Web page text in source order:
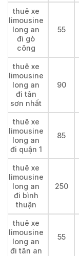
thuê xe
limousine
long an
đi gò
công
55
thuê xe
limousine
long an
đi tân
sơn nhất
90
thuê xe
limousine
long an
đi quận 1
85
thuê xe
limousine
long an
đi bình
thuận
250
thuê xe
limousine
long an
đi tân an
55